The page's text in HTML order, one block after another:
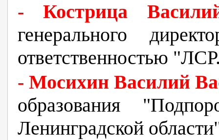
- Кострица
генерального
ответственностью
- Мосихин Василий
образования
Ленинградской